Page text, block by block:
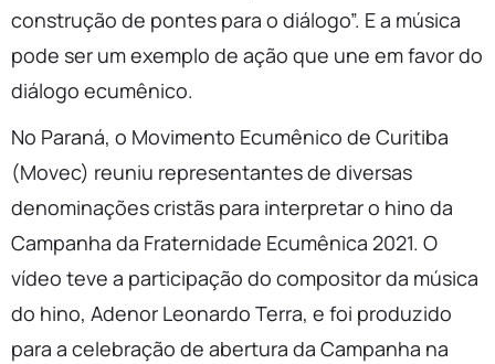
construção de pontes para o diálogo”. E a música
pode ser um exemplo de ação que une em favor do
diálogo ecumênico.
No Paraná, o Movimento Ecumênico de Curitiba
(Movec) reuniu representantes de diversas
denominações cristãs para interpretar o hino da
Campanha da Fraternidade Ecumênica 2021. O
vídeo teve a participação do compositor da música
do hino, Adenor Leonardo Terra, e foi produzido
para a celebração de abertura da Campanha na